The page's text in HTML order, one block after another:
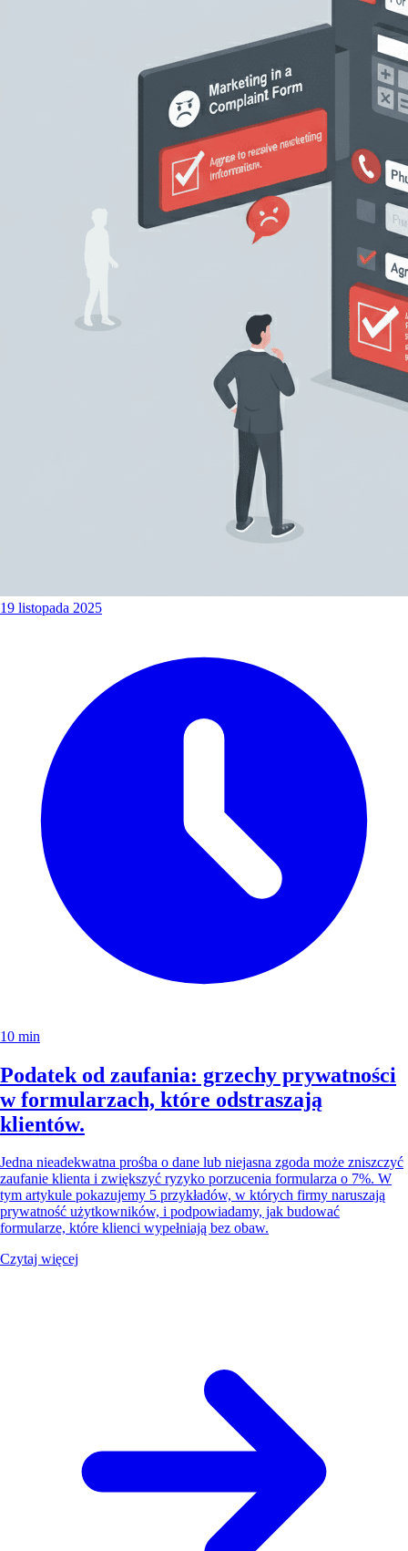
19 listopada 2025
10 min
Podatek od zaufania: grzechy prywatności
w formularzach, które odstraszają
klientów.
Jedna nieadekwatna prośba o dane lub niejasna zgoda może zniszczyć
zaufanie klienta i zwiększyć ryzyko porzucenia formularza o 7%. W
tym artykule pokazujemy 5 przykładów, w których firmy naruszają
prywatność użytkowników, i podpowiadamy, jak budować
formularze, które klienci wypełniają bez obaw.
Czytaj więcej